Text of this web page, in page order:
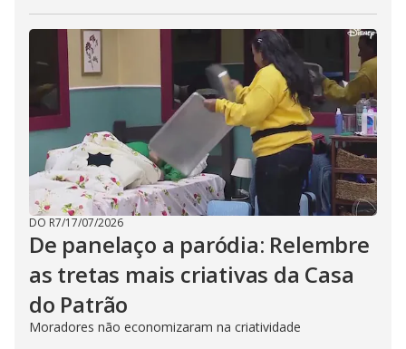
DO R7/17/07/2026
De panelaço a paródia: Relembre
as tretas mais criativas da Casa
do Patrão
Moradores não economizaram na criatividade